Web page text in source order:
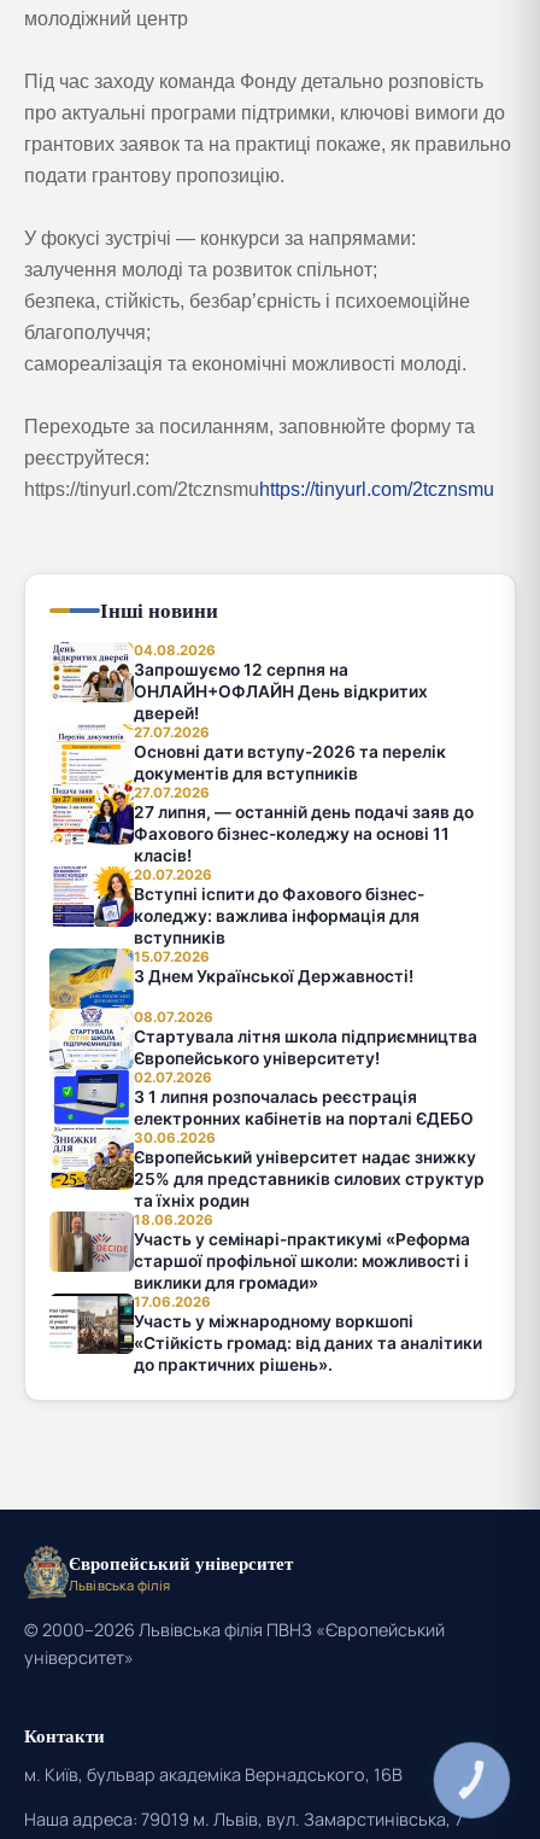
молодіжний центр
Під час заходу команда Фонду детально розповість
про актуальні програми підтримки, ключові вимоги до
грантових заявок та на практиці покаже, як правильно
подати грантову пропозицію.
У фокусі зустрічі — конкурси за напрямами:
залучення молоді та розвиток спільнот;
безпека, стійкість, безбар’єрність і психоемоційне
благополуччя;
самореалізація та економічні можливості молоді.
Переходьте за посиланням, заповнюйте форму та
реєструйтеся:
https://tinyurl.com/2tcznsmuhttps://tinyurl.com/2tcznsmu
Інші новини
04.08.2026
Запрошуємо 12 серпня на
ОНЛАЙН+ОФЛАЙН День відкритих
дверей!
27.07.2026
Основні дати вступу-2026 та перелік
документів для вступників
27.07.2026
27 липня, — останній день подачі заяв до
Фахового бізнес-коледжу на основі 11
класів!
20.07.2026
Вступні іспити до Фахового бізнес-
коледжу: важлива інформація для
вступників
15.07.2026
З Днем Української Державності!
08.07.2026
Стартувала літня школа підприємництва
Європейського університету!
02.07.2026
З 1 липня розпочалась реєстрація
електронних кабінетів на порталі ЄДЕБО
30.06.2026
Європейський університет надає знижку
25% для представників силових структур
та їхніх родин
18.06.2026
Участь у семінарі-практикумі «Реформа
старшої профільної школи: можливості і
виклики для громади»
17.06.2026
Участь у міжнародному воркшопі
«Стійкість громад: від даних та аналітики
до практичних рішень».
Європейський університет
Львівська філія
© 2000–2026 Львівська філія ПВНЗ «Європейський
університет»
Контакти
м. Київ, бульвар академіка Вернадського, 16В
Наша адреса: 79019 м. Львів, вул. Замарстинівська, 7
КНОПКА
ЗВ'ЯЗКУ